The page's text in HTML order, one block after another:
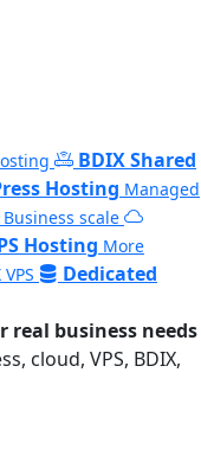
BDIX Shared
Hosting Managed
Business scale
Hosting More
Dedicated
real business needs
cloud, VPS, BDIX,